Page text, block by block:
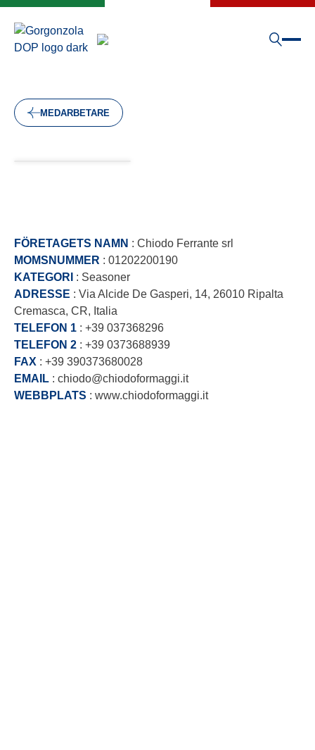
MEDARBETARE
FÖRETAGETS NAMN : Chiodo Ferrante srl
MOMSNUMMER : 01202200190
KATEGORI : Seasoner
ADRESSE : Via Alcide De Gasperi, 14, 26010 Ripalta
Cremasca, CR, Italia
TELEFON 1 : +39 037368296
TELEFON 2 : +39 0373688939
FAX : +39 390373680028
EMAIL : chiodo@chiodoformaggi.it
WEBBPLATS : www.chiodoformaggi.it